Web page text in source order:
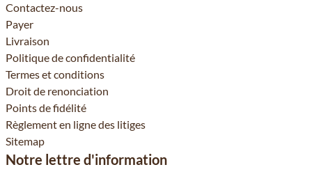
Contactez-nous
Payer
Livraison
Politique de confidentialité
Termes et conditions
Droit de renonciation
Points de fidélité
Règlement en ligne des litiges
Sitemap
Notre lettre d'information